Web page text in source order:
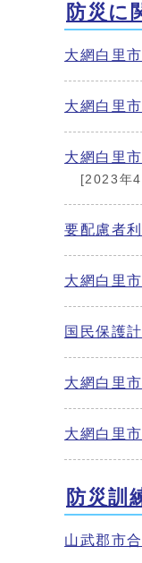
防災に
大網白里
大網白里
大網白里
[2023年
要配慮者
大網白里
国民保護
大網白里
大網白里
防災訓
山武郡市